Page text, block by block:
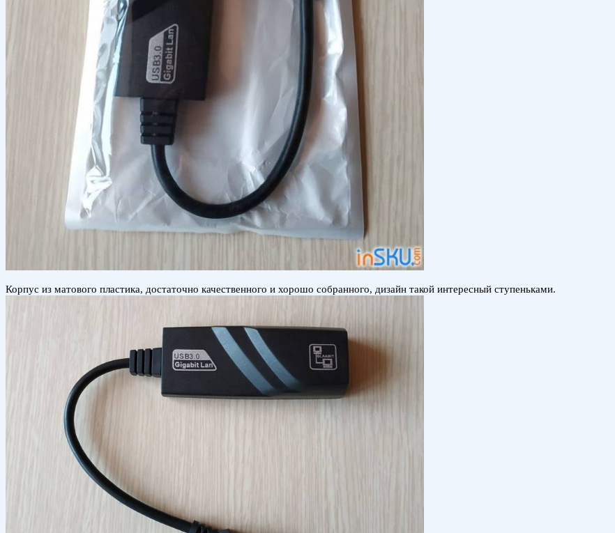
Корпус из матового пластика, достаточно качественного и хорошо собранного, дизайн такой интересный ступеньками.